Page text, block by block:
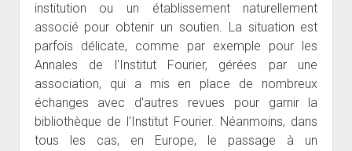
institution ou un établissement naturellement
associé pour obtenir un soutien. La situation est
parfois délicate, comme par exemple pour les
Annales de l'Institut Fourier, gérées par une
association, qui a mis en place de nombreux
échanges avec d'autres revues pour garnir la
bibliothèque de l'Institut Fourier. Néanmoins, dans
tous les cas, en Europe, le passage à un